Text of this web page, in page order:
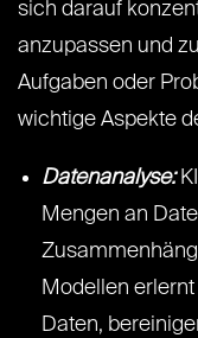
sich darauf
anzupassen und
Aufgaben oder
wichtige Aspekte
Datenanalyse:
Mengen an
Modellen
Daten,